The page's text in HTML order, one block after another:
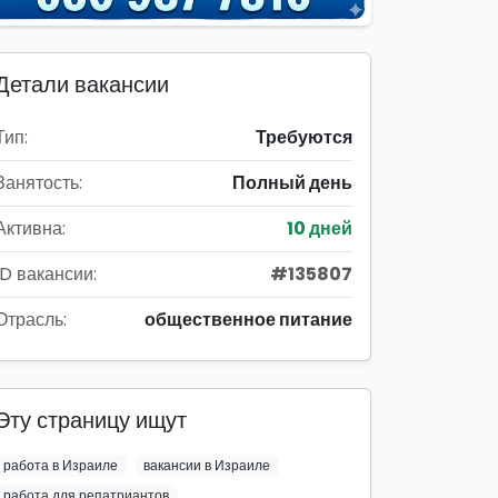
вакансии
Требуются
Полный день
10 дней
вакансии:
#135807
общественное питание
страницу ищут
работа в Израиле
вакансии в Израиле